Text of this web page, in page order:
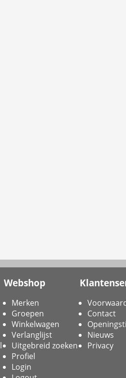
Webshop
Merken
Groepen
Winkelwagen
Verlanglijst
Uitgebreid zoeken
Profiel
Login
Contact
Nieuws
Privacy